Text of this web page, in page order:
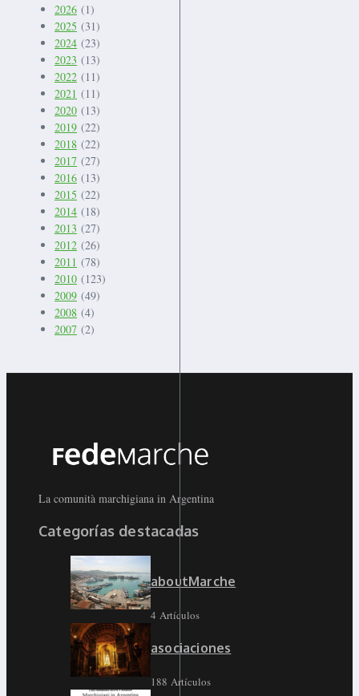
2026 (1)
2025 (31)
2024 (23)
2023 (13)
2022 (11)
2021 (11)
2020 (13)
2019 (22)
2018 (22)
2017 (27)
2016 (13)
2015 (22)
2014 (18)
2013 (27)
2012 (26)
2011 (78)
2010 (123)
2009 (49)
2008 (4)
2007 (2)
La comunità marchigiana in Argentina
Categorías destacadas
aboutMarche
4 Artículos
asociaciones
188 Artículos